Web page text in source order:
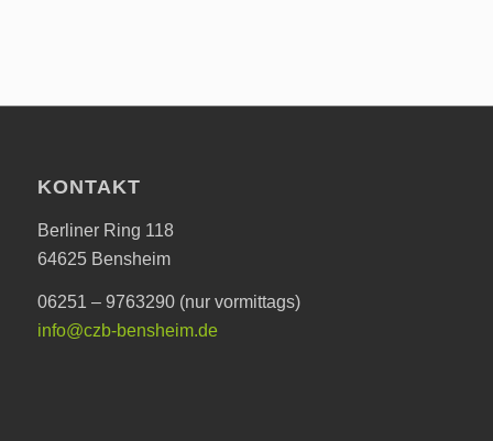
KONTAKT
Berliner Ring 118
64625 Bensheim
06251 – 9763290 (nur vormittags)
info@czb-bensheim.de